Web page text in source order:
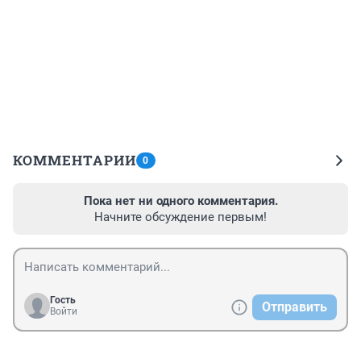
КОММЕНТАРИИ 0
Пока нет ни одного комментария.
Начните обсуждение первым!
Гость
Войти
Отправить